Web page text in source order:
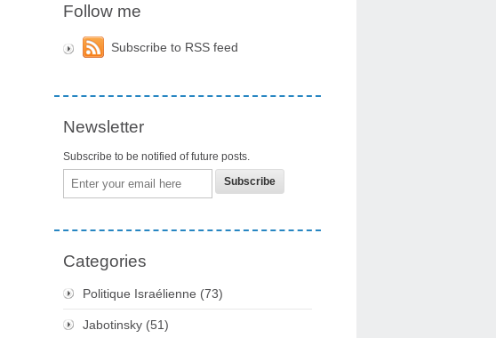
Follow me
Subscribe to RSS feed
Newsletter
Subscribe to be notified of future posts.
Email
Categories
Politique Israélienne (73)
Jabotinsky (51)